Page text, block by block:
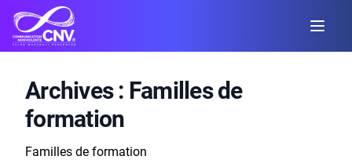
Archives : Familles de
formation
Familles de formation